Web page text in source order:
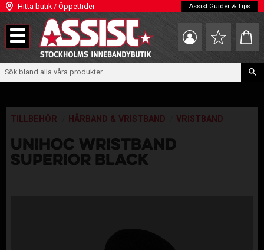
Meny
Hitta butik / Öppettider Assist Guider & Tips
Favoriter
TILLBEHÖR HÅRBAND & VRISTBAND VRISTBAND
UNIHOC WRISTBAND
SUPERIOR BLACK